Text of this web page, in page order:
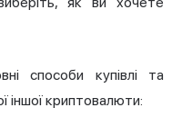
способи купівлі та
іншої криптовалюти: